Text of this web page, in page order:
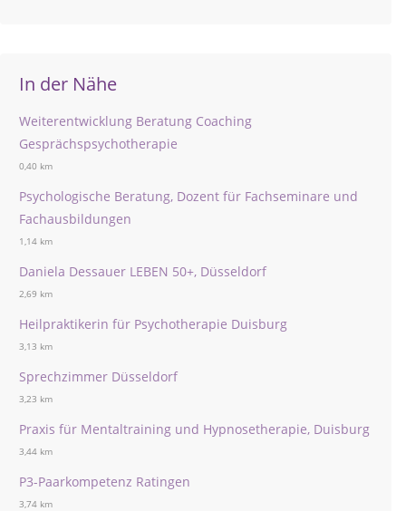
In der Nähe
Weiterentwicklung Beratung Coaching
Gesprächspsychotherapie
0,40 km
Psychologische Beratung, Dozent für Fachseminare und
Fachausbildungen
1,14 km
Daniela Dessauer LEBEN 50+, Düsseldorf
2,69 km
Heilpraktikerin für Psychotherapie Duisburg
3,13 km
Sprechzimmer Düsseldorf
3,23 km
Praxis für Mentaltraining und Hypnosetherapie, Duisburg
3,44 km
P3-Paarkompetenz Ratingen
3,74 km